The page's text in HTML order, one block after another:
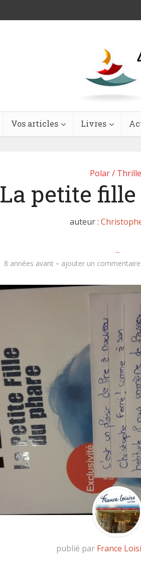
Vos articles Livres
Polar /
La petite
auteur :
...
8 années avant ajouter un commentaire
publié par France